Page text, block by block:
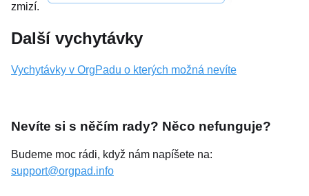
zmizí.
Další vychytávky
Vychytávky v OrgPadu o kterých možná nevíte
Nevíte si s něčím rady? Něco nefunguje?
Budeme moc rádi, když nám napíšete na:
support@orgpad.info